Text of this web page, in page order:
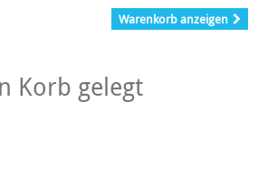
Warenkorb anzeigen
Korb gelegt